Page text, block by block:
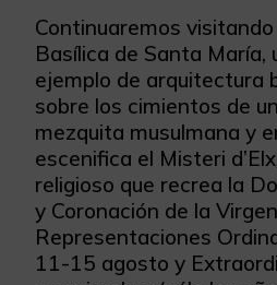
Continuaremos
Basílica de Santa María,
ejemplo de arquitectura
sobre los cimientos de
mezquita musulmana y
escenifica el Misteri
religioso que recrea la
y Coronación de la
Representaciones
11-15 agosto y